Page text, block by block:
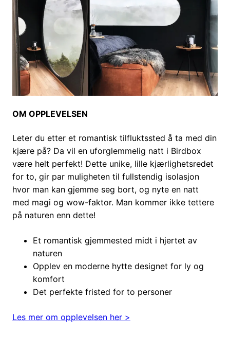
OM OPPLEVELSEN
Leter du etter et romantisk tilfluktssted å ta med din
kjære på? Da vil en uforglemmelig natt i Birdbox
være helt perfekt! Dette unike, lille kjærlighetsredet
for to, gir par muligheten til fullstendig isolasjon
hvor man kan gjemme seg bort, og nyte en natt
med magi og wow-faktor. Man kommer ikke tettere
på naturen enn dette!
Et romantisk gjemmested midt i hjertet av
naturen
Opplev en moderne hytte designet for ly og
komfort
Det perfekte fristed for to personer
Les mer om opplevelsen her >